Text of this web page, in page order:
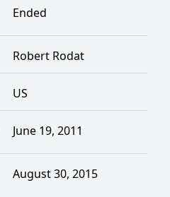
Ended
Robert Rodat
US
June 19, 2011
August 30, 2015